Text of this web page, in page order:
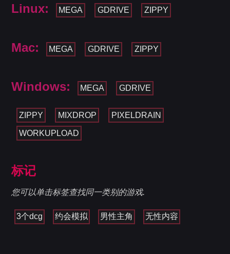
Linux: MEGA GDRIVE ZIPPY
Mac: MEGA GDRIVE ZIPPY
Windows: MEGA GDRIVE
ZIPPY MIXDROP PIXELDRAIN
WORKUPLOAD
标记
您可以单击标签查找同一类别的游戏.
3个dcg 约会模拟 男性主角 无性内容